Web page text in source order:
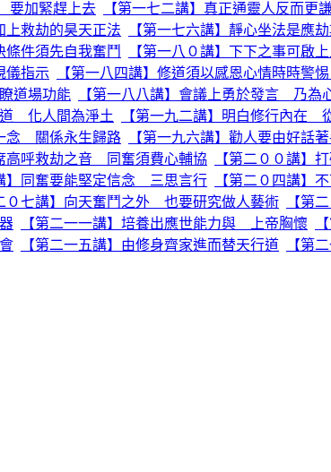
要加緊趕上去 【第一七二講】真正通靈人反而更
上救劫的昊天正法 【第一七六講】靜心坐法是應
條件須先自我奮鬥 【第一八０講】下下之事可啟
儀指示 【第一八四講】修道須以感恩心情時時警
道場功能 【第一八八講】會議上勇於發言 乃為
道 化人間為淨土 【第一九二講】明白修行內在
念 關係永生歸路 【第一九六講】勸人要由好話
高呼救劫之音 同奮須費心輔協 【第二００講】
】同奮要能堅定信念 三思言行 【第二０四講】
０七講】向天奮鬥之外 也要研究做人藝術 【第
【第二一一講】培養出應世能力與 上帝胸懷
【第二一五講】由修身齊家進而替天行道
【第